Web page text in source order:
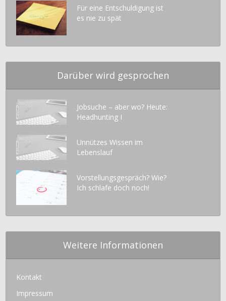
Für eine Entschuldigung ist
es nie zu spät
Darüber wird gesprochen
Jobsuche – aber wo? Heute:
Headhunting I
Unnützes Wissen im
Lebenslauf
Vorstellungsgespräch? Wie?
Ich schlafe doch noch!
Weitere Informationen
Kontakt
Impressum